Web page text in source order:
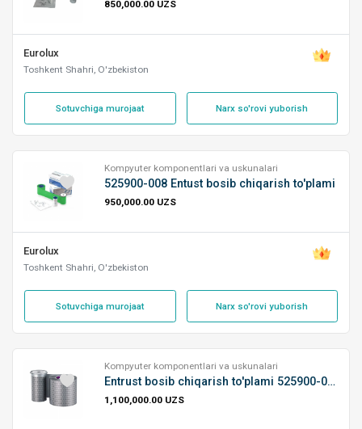
850,000.00 UZS
Eurolux
Toshkent Shahri, O'zbekiston
Sotuvchiga murojaat Narx so'rovi yuborish
Kompyuter komponentlari va uskunalari
525900-008 Entust bosib chiqarish to'plami
950,000.00 UZS
Eurolux
Toshkent Shahri, O'zbekiston
Sotuvchiga murojaat Narx so'rovi yuborish
Kompyuter komponentlari va uskunalari
Entrust bosib chiqarish to'plami 525900-009
1,100,000.00 UZS